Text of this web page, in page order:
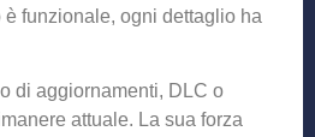
funzionale, ogni dettaglio ha
di aggiornamenti, DLC o
attuale. La sua forza